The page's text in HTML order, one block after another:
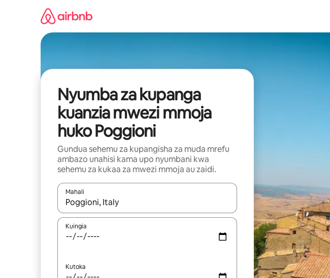
Nyumba za kupanga
kuanzia mwezi mmoja
huko Poggioni
Gundua sehemu za kupangisha za muda mrefu
ambazo unahisi kama upo nyumbani kwa
sehemu za kukaa za mwezi mmoja au zaidi.
Mahali
Wakati matokeo yanapatikana, vinjari kwa kutumia vitufe vya vishale vya juu na
Kuingia
Kutoka